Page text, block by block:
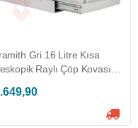
Gri 16 Litre Kısa
Raylı Çöp Kovası